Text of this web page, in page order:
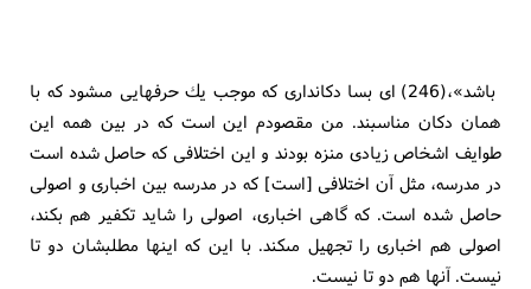
باشد»،(246) اى بسا دكاندارى كه موجب يك حرفهايى مى‏شود كه با
همان دكان مناسبند. من مقصودم اين است كه در بين همه اين
طوايف اشخاص زيادى منزه بودند و اين اختلافى كه حاصل شده است
در مدرسه، مثل آن اختلافى [است‏] كه در مدرسه بين اخبارى و اصولى
حاصل شده است. كه گاهى اخبارى، اصولى را شايد تكفير هم بكند،
اصولى هم اخبارى را تجهيل مى‏كند. با اين كه اينها مطلبشان دو تا
نيست. آنها هم دو تا نيست.